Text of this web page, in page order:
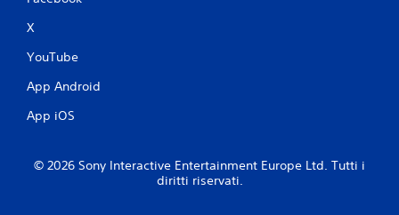
X
YouTube
App Android
App iOS
© 2026 Sony Interactive Entertainment Europe Ltd. Tutti i
diritti riservati.